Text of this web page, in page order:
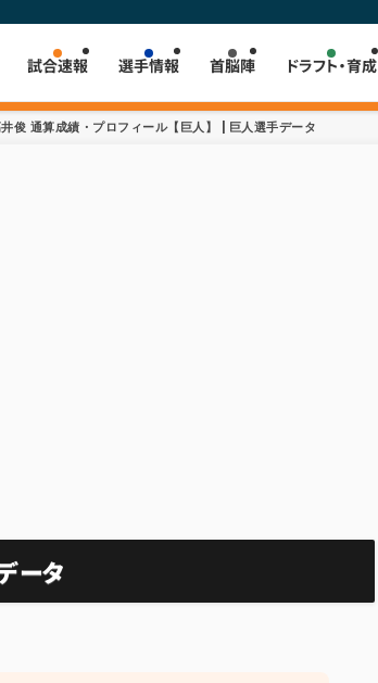
試合速報 選手情報 首脳陣 ドラフト・育成
俊 通算成績・プロフィール【巨人】 | 巨人選手データ
ータ